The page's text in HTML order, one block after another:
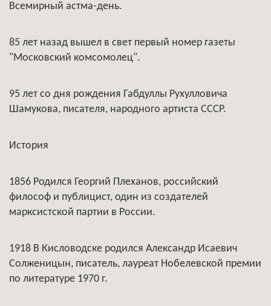
Всемирный астма-день.
85 лет назад вышел в свет первый номер газеты
"Московский комсомолец".
95 лет со дня рождения Габдуллы Рухулловича
Шамукова, писателя, народного артиста СССР.
История
1856 Родился Георгий Плеханов, российский
философ и публицист, один из создателей
марксистской партии в России.
1918 В Кисловодске родился Александр Исаевич
Солженицын, писатель, лауреат Нобелевской премии
по литературе 1970 г.